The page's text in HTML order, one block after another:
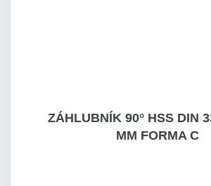
ZÁHLUBNÍK 90° HSS DIN
MM FORMA C